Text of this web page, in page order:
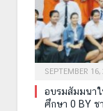
SEPTEMBER
อบรมสัมมนา
ศึกษา 0 BY ช